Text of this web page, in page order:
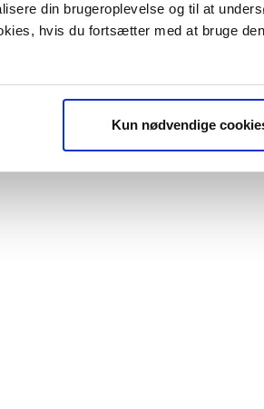
din brugeroplevelse og til at
hvis du fortsætter med at bruge
Kun nødvendige